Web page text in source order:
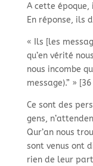
A cette
En réponse, ils
« Ils [les
qu’en vérité
nous incombe
message).” »
Ce sont des
gens,
Qur’an nous
sont venus ont
rien de leur